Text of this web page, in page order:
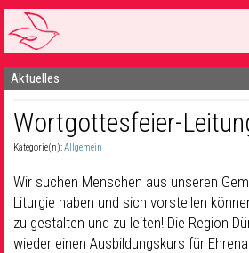
Startseite
1 Pfarrei
16 Gemeinden & mehr
Gottesdienste & Sinnsuche
Sakramente & Feste
Aktuelles
Wortgottesfeier-
Kategorie(n):Allgemein
Wir suchen Menschen aus unseren
Liturgie haben und sich vorstellen
zu gestalten und zu leiten! Die Region
wieder einen Ausbildungskurs für